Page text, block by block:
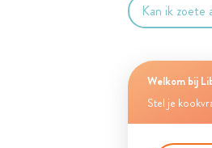
Kan ik zoete
Welkom bij
Stel je